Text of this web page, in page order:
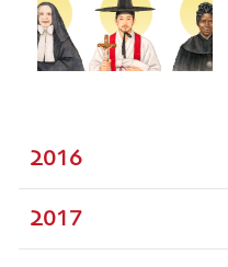
2016
2017